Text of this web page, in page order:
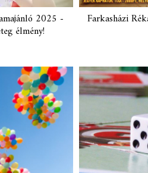
2025 -
élmény!
Farkasházi